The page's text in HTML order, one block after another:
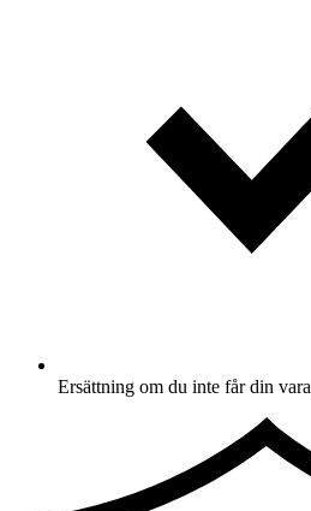
Ersättning om du inte får din vara